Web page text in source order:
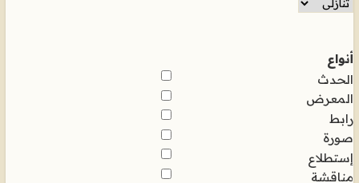
أنواع
الحدث
المعرض
رابط
صورة
إستطلاع
مناقشة